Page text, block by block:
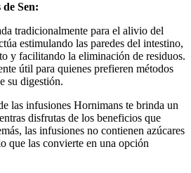
Sen:
tradicionalmente para el alivio del
estimulando las paredes del intestino,
y facilitando la eliminación de residuos.
útil para quienes prefieren métodos
su digestión.
las infusiones Hornimans te brinda un
disfrutas de los beneficios que
las infusiones no contienen azúcares
que las convierte en una opción